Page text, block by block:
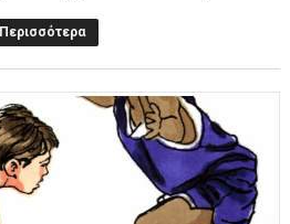
Περισσότερα